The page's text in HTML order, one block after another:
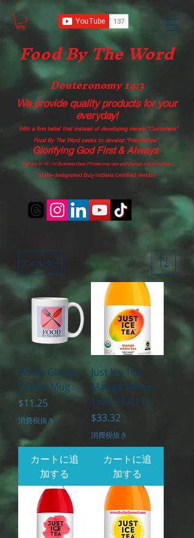
Food By The Word
Deuteronomy 14:3
We provide quality productsfor your
everyday!
With a firm belief that instead of developing merely “Customers”
Food By The Word seeks to develop “Friendships”.
Glorifying God First & Always
Delivery in 10 - 14 Business Days (*Prices may vary and change without notice.)
State-designated Buy Indiana Certified Vendor
フィルター
White Glossy
Coffee Mug
価格
$11.25
消費税抜き
カートに追
加する
Just Ice Tea
Mango White
16oz. (12ct.)
価格
$33.32
消費税抜き
カートに追
加する